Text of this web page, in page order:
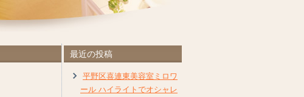
最近の投稿
平野区喜連東美容室ミロワ
ール ハイライトでオシャレ